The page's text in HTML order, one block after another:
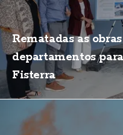
Rematadas as
departamentos
Fisterra